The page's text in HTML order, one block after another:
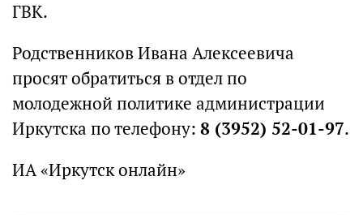
ГВК.
Родственников Ивана Алексеевича
просят обратиться в отдел по
молодежной политике администрации
Иркутска по телефону: 8 (3952) 52-01-97.
ИА «Иркутск онлайн»